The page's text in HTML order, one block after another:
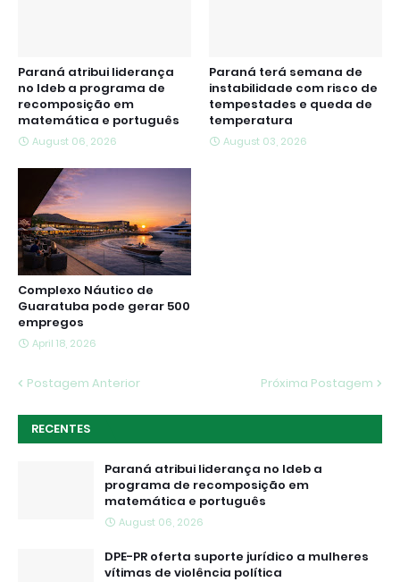
Paraná atribui liderança
no Ideb a programa de
recomposição em
matemática e português
August 06, 2026
Paraná terá semana de
instabilidade com risco de
tempestades e queda de
temperatura
August 03, 2026
Complexo Náutico de
Guaratuba pode gerar 500
empregos
April 18, 2026
Postagem Anterior Próxima Postagem
RECENTES
Paraná atribui liderança no Ideb a
programa de recomposição em
matemática e português
August 06, 2026
DPE-PR oferta suporte jurídico a mulheres
vítimas de violência política